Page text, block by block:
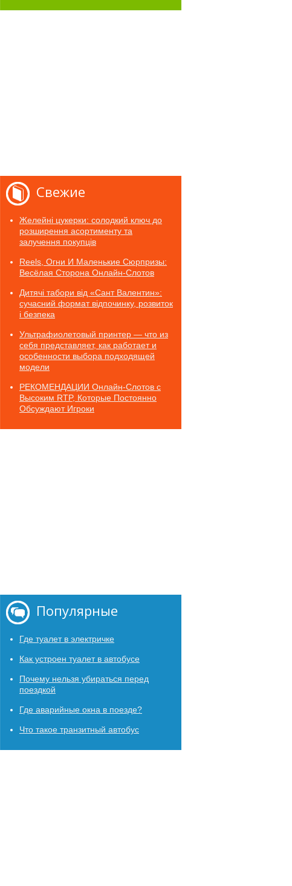
Свежие
Желейні цукерки: солодкий ключ до
розширення асортименту та
залучення покупців
Reels, Огни И Маленькие Сюрпризы:
Весёлая Сторона Онлайн-Слотов
Дитячі табори від «Сант Валентин»:
сучасний формат відпочинку, розвиток
і безпека
Ультрафиолетовый принтер — что из
себя представляет, как работает и
особенности выбора подходящей
модели
РЕКОМЕНДАЦИИ Онлайн-Слотов с
Высоким RTP, Которые Постоянно
Обсуждают Игроки
Популярные
Где туалет в электричке
Как устроен туалет в автобусе
Почему нельзя убираться перед
поездкой
Где аварийные окна в поезде?
Что такое транзитный автобус